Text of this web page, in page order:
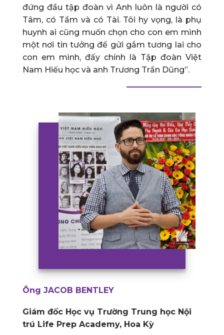
đứng đầu tập đoàn vì Anh luôn là người có
Tâm, có Tầm và có Tài. Tôi hy vọng, là phụ
huynh ai cũng muốn chọn cho con em mình
một nơi tin tưởng để gửi gắm tương lai cho
con em mình, đấy chính là Tập đoàn Việt
Nam Hiếu học và anh Trương Trần Dũng”.
Ông JACOB BENTLEY
Giám đốc Học vụ Trường Trung học Nội
trú Life Prep Academy, Hoa Kỳ